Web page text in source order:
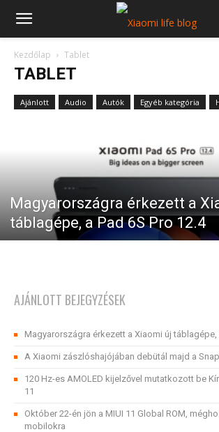
Kezdőlap Tablet
TABLET
Ajánlott Audio Autók Egyéb kategória
Magyarországra érkezett a
táblagépe, a Pad 6S Pro 12.4
AJÁNLOTT BEJEGYZÉSEK
Magyarországra érkezett a Xiaomi új táblagépe,
A Xiaomi zászlóshajójában debütál majd a
120 Hz-es AMOLED kijelzővel mutatkozott be
11
Október 22-én jön a MIUI 11 Global ROM,
mobilokra